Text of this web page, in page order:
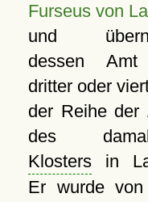
Furseus von
und
dessen
dritter oder
der Reihe der
des
Klostersin
Er wurde